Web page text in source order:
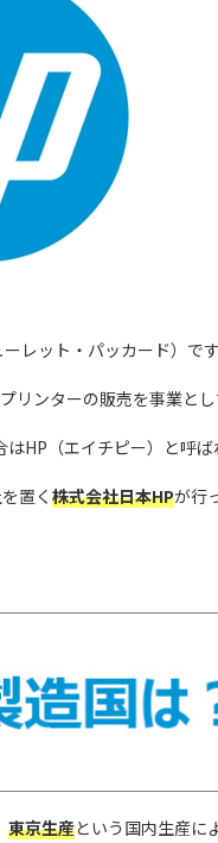
レット・パッカード）で
リンターの販売を事業と
HP（エイチピー）と呼
置く 株式会社日本HPが行
東京生産という国内生産に